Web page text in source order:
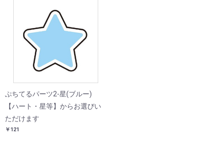
ぷちてるパーツ2-星(ブルー)
【ハート・星等】からお選びい
ただけます
￥121